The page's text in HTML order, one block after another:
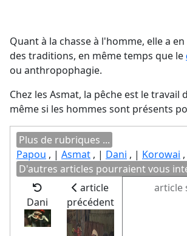
Quant à la chasse à l'homme, elle a
des traditions, en même temps que le
ou anthropophagie.
Chez les Asmat, la pêche est le travail
même si les hommes sont présents
Plus de rubriques ...
Papou , | Asmat , | Dani , | Korowai ,
D'autres articles pourraient vous
Dani
article
précédent
article